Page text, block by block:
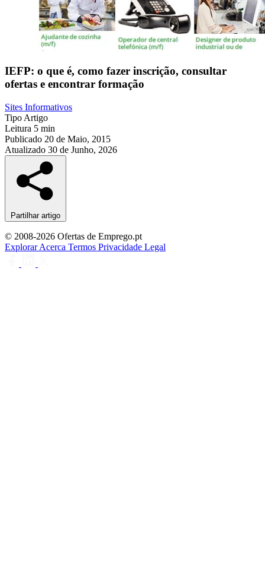
IEFP: o que é, como fazer inscrição, consultar
ofertas e encontrar formação
Sites Informativos
Tipo Artigo
Leitura 5 min
Publicado 20 de Maio, 2015
Atualizado 30 de Junho, 2026
Partilhar artigo
© 2008-2026 Ofertas de Emprego.pt
ExplorarAcerca Termos Privacidade Legal